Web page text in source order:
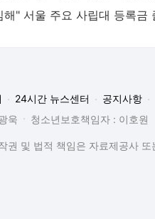
24시간 뉴스센터
공지사항
욱
청소년보호책임자 : 이호원
권 및 법적 책임은 자료제공사